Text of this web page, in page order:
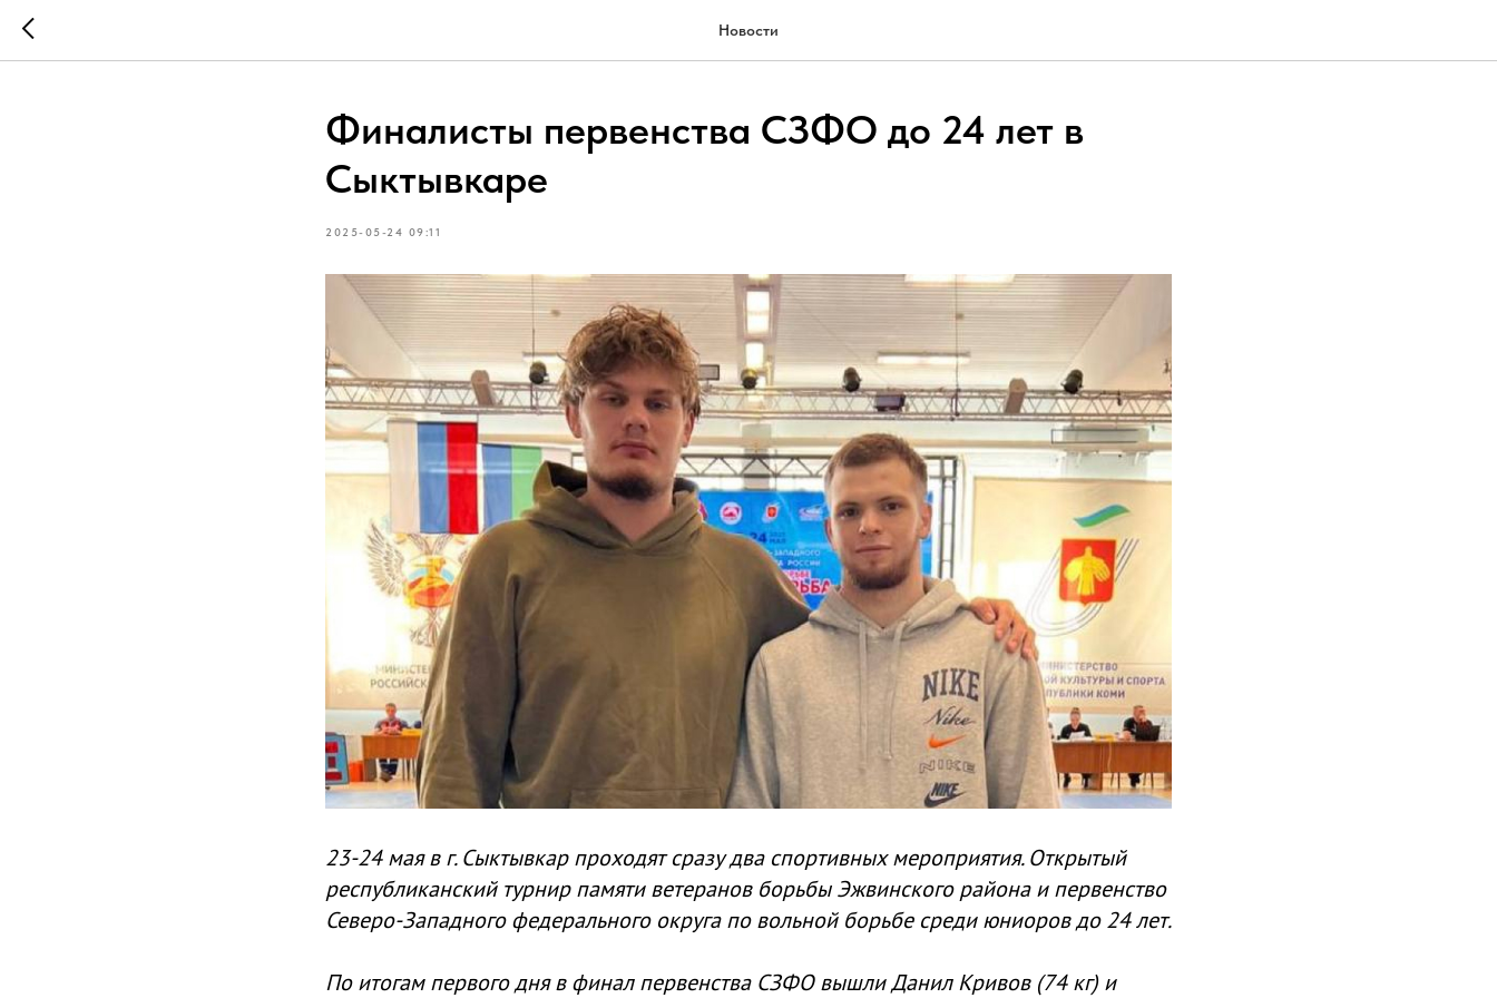
Новости
Финалисты первенства СЗФО до 24 лет в
Сыктывкаре
2025-05-24 09:11
23-24 мая в г. Сыктывкар проходят сразу два спортивных мероприятия. Открытый
республиканский турнир памяти ветеранов борьбы Эжвинского района и первенство
Северо-Западного федерального округа по вольной борьбе среди юниоров до 24 лет.
По итогам первого дня в финал первенства СЗФО вышли Данил Кривов (74 кг) и